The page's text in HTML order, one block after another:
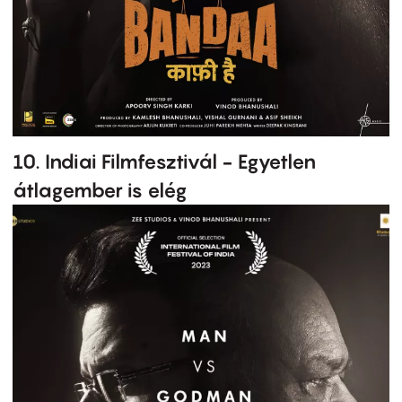
10. Indiai Filmfesztivál - Egyetlen
átlagember is elég